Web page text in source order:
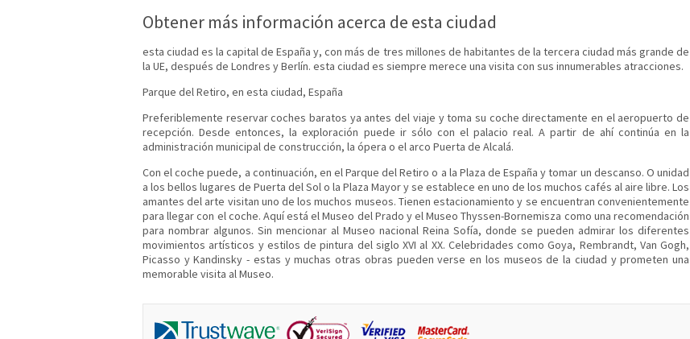
Obtener más información acerca de esta ciudad
esta ciudad es la capital de España y, con más de tres millones de habitantes de la tercera ciudad más grande de
la UE, después de Londres y Berlín. esta ciudad es siempre merece una visita con sus innumerables atracciones.
Parque del Retiro, en esta ciudad, España
Preferiblemente reservar coches baratos ya antes del viaje y toma su coche directamente en el aeropuerto de
recepción. Desde entonces, la exploración puede ir sólo con el palacio real. A partir de ahí continúa en la
administración municipal de construcción, la ópera o el arco Puerta de Alcalá.
Con el coche puede, a continuación, en el Parque del Retiro o a la Plaza de España y tomar un descanso. O unidad
a los bellos lugares de Puerta del Sol o la Plaza Mayor y se establece en uno de los muchos cafés al aire libre. Los
amantes del arte visitan uno de los muchos museos. Tienen estacionamiento y se encuentran convenientemente
para llegar con el coche. Aquí está el Museo del Prado y el Museo Thyssen-Bornemisza como una recomendación
para nombrar algunos. Sin mencionar al Museo nacional Reina Sofía, donde se pueden admirar los diferentes
movimientos artísticos y estilos de pintura del siglo XVI al XX. Celebridades como Goya, Rembrandt, Van Gogh,
Picasso y Kandinsky - estas y muchas otras obras pueden verse en los museos de la ciudad y prometen una
memorable visita al Museo.